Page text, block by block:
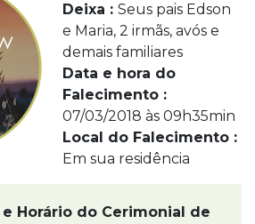
Deixa : Seus pais Edson
e Maria, 2 irmãs, avós e
demais familiares
Data e hora do
Falecimento :
07/03/2018 às 09h35min
Local do Falecimento :
Em sua residência
e Horário do Cerimonial de